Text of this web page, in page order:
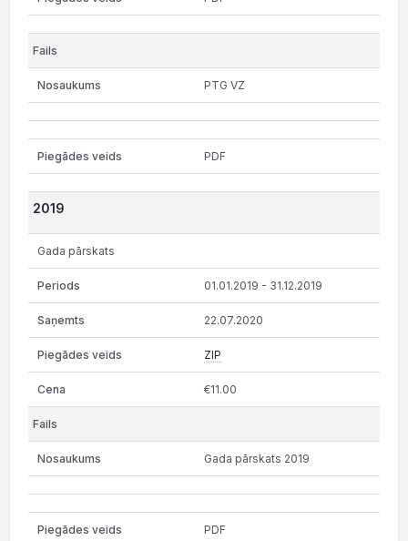
PTG VZ
PDF
2019
Gada pārskats
01.01.2019 - 31.12.2019
22.07.2020
ZIP
€11.00
Gada pārskats 2019
PDF